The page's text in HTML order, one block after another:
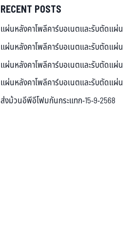
RECENT POSTS
แผ่นหลังคาโพลีคาร์บอเนตและรับตัดแผ่น
แผ่นหลังคาโพลีคาร์บอเนตและรับตัดแผ่น
แผ่นหลังคาโพลีคาร์บอเนตและรับตัดแผ่น
แผ่นหลังคาโพลีคาร์บอเนตและรับตัดแผ่น
ส่งม้วนอีพีอีโฟมกันกระแทก-15-9-2568